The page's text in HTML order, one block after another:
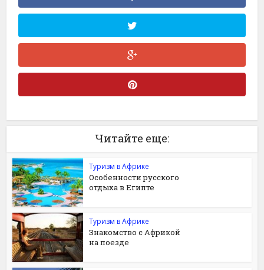
Читайте еще:
Туризм в Африке
Особенности русского
отдыха в Египте
Туризм в Африке
Знакомство с Африкой
на поезде